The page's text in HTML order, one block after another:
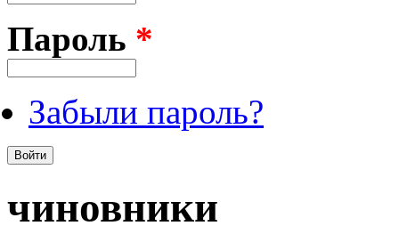
Пароль *
Забыли пароль?
чиновники